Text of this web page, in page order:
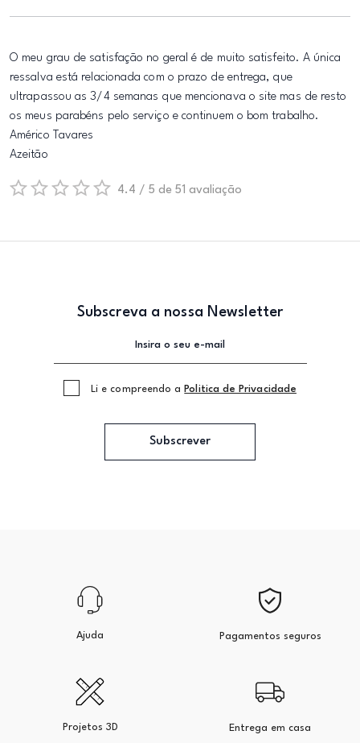
O meu grau de satisfação no geral é de muito satisfeito. A única
ressalva está relacionada com o prazo de entrega, que
ultrapassou as 3/4 semanas que mencionava o site mas de resto
os meus parabéns pelo serviço e continuem o bom trabalho.
Américo Tavares
Azeitão
4.4 / 5 de 51 avaliação
Subscreva a nossa Newsletter
Li e compreendo a Politica de Privacidade
Subscrever
Ajuda Pagamentos seguros
Projetos 3D Entrega em casa